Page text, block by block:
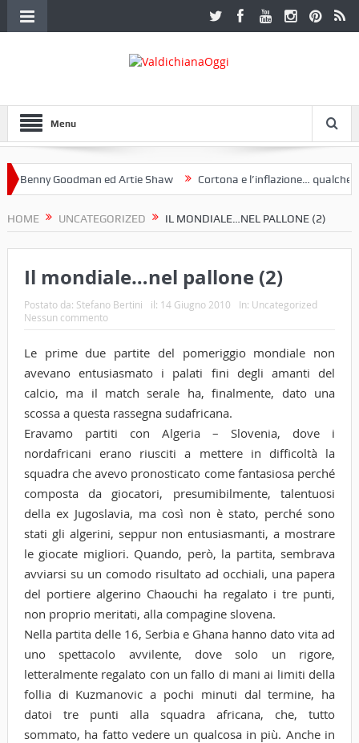
Menu
Goodman ed Artie Shaw Cortona e l’inflazione… qualche
HOME UNCATEGORIZED IL MONDIALE…NEL PALLONE (2)
Il mondiale…nel pallone (2)
Postato da: Stefano Bertini il: 14 Giugno 2010 In: Uncategorized
Nessun commento
Le prime due partite del pomeriggio mondiale non
avevano entusiasmato i palati fini degli amanti del
calcio, ma il match serale ha, finalmente, dato una
scossa a questa rassegna sudafricana.
Eravamo partiti con Algeria – Slovenia, dove i
nordafricani erano riusciti a mettere in difficoltà la
squadra che avevo pronosticato come fantasiosa perché
composta da giocatori, presumibilmente, talentuosi
della ex Jugoslavia, ma così non è stato, perché sono
stati gli algerini, seppur non entusiasmanti, a mostrare
le giocate migliori. Quando, però, la partita, sembrava
avviarsi su un comodo risultato ad occhiali, una papera
del portiere algerino Chaouchi ha regalato i tre punti,
non proprio meritati, alla compagine slovena.
Nella partita delle 16, Serbia e Ghana hanno dato vita ad
uno spettacolo avvilente, dove solo un rigore,
letteralmente regalato con un fallo di mani ai limiti della
follia di Kuzmanovic a pochi minuti dal termine, ha
datoi tre punti alla squadra africana, che, tutto
sommato, ha fatto vedere un qualcosa in più. Anche in